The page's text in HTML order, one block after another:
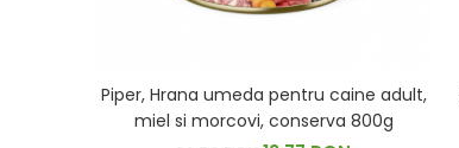
Piper, Hrana umeda pentru caine adult,
miel si morcovi, conserva 800g